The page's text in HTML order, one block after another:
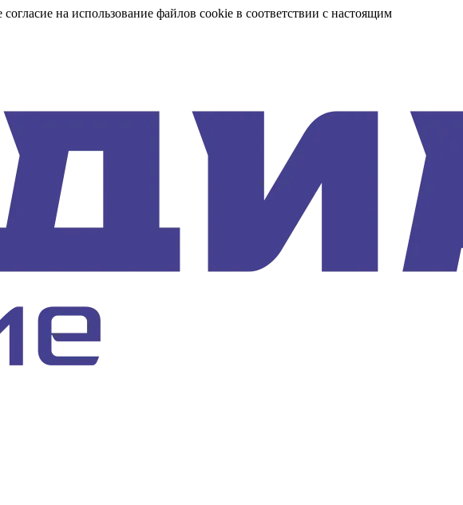
на использование файлов cookie в соответствии с настоящим